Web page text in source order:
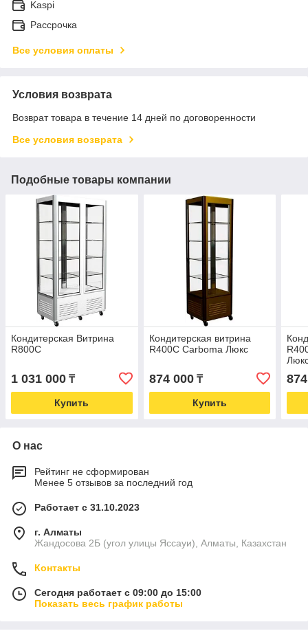
Kaspi
Рассрочка
Все условия оплаты
Условия возврата
Возврат товара в течение 14 дней по договоренности
Все условия возврата
Подобные товары компании
Кондитерская Витрина
R800C
1 031 000 ₸
Купить
Кондитерская витрина
R400C Carboma Люкс
874 000₸
Купить
О нас
Рейтинг не сформирован
Менее 5 отзывов за последний год
Работает с 31.10.2023
г. Алматы
Жандосова 2Б (угол улицы Яссауи), Алматы, Казахстан
Контакты
Сегодня работает с 09:00 до 15:00
Показать весь график работы